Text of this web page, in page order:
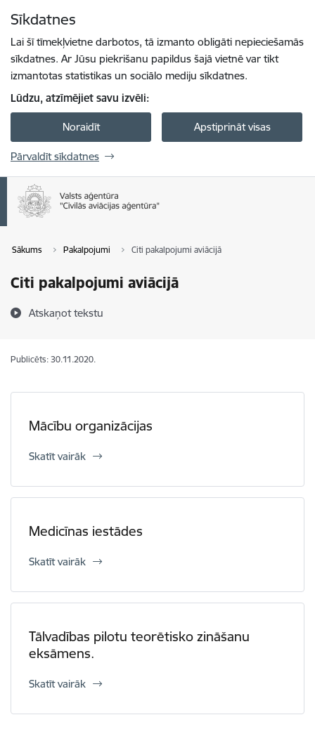
Sīkdatnes
Lai šī tīmekļvietne darbotos, tā izmanto obligāti nepieciešamās
sīkdatnes. Ar Jūsu piekrišanu papildus šajā vietnē var tikt
izmantotas statistikas un sociālo mediju sīkdatnes.
Lūdzu, atzīmējiet savu izvēli:
Noraidīt Apstiprināt visas
Pārvaldīt sīkdatnes
Sākums Pakalpojumi Citi pakalpojumi aviācijā
Citi pakalpojumi aviācijā
Atskaņot tekstu
Publicēts: 30.11.2020.
Mācību organizācijas
Skatīt vairāk
Medicīnas iestādes
Skatīt vairāk
Tālvadības pilotu teorētisko zināšanu
eksāmens.
Skatīt vairāk